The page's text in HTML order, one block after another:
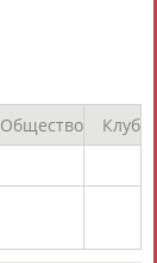
Общество
Клуб